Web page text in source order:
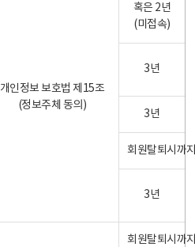
개인정보 보호법 제15조
(정보주체 동의)
혹은 2년
(미접속)
3년
3년
회원탈퇴시까
3년
회원탈퇴시까